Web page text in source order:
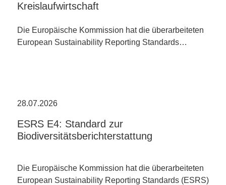
Kreislaufwirtschaft
Die Europäische Kommission hat die überarbeiteten
European Sustainability Reporting Standards…
28.07.2026
ESRS E4: Standard zur
Biodiversitätsberichterstattung
Die Europäische Kommission hat die überarbeiteten
European Sustainability Reporting Standards (ESRS)